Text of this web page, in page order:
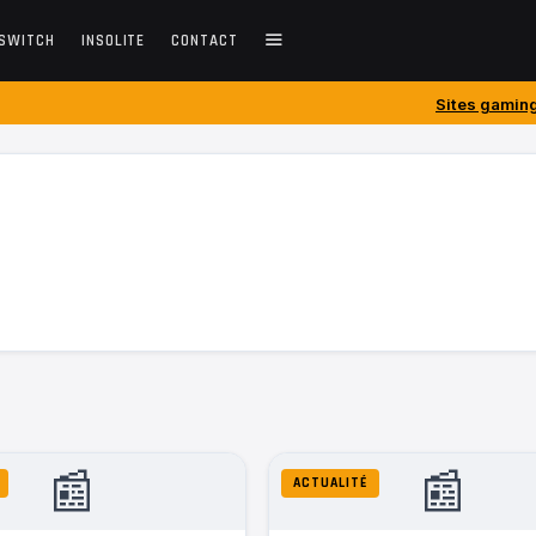
INSOLITE CONTACT
Sites gaming créés avant
📰 📰
ACTUALITÉ